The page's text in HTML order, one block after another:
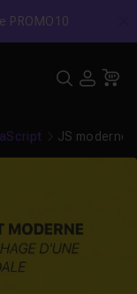
PROMO10
JS